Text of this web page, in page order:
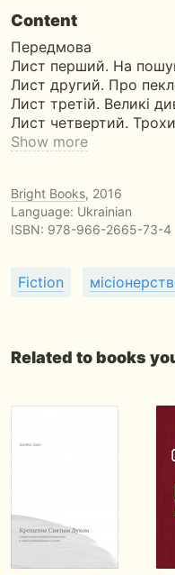
Content
Передмова
Лист перший. На
Лист другий. Про
Лист третій. Великі
Лист четвертий.
Show more
Bright Books, 2016
Language: Ukrainian
ISBN: 978-966-2665-73-4
Fiction
Related to books